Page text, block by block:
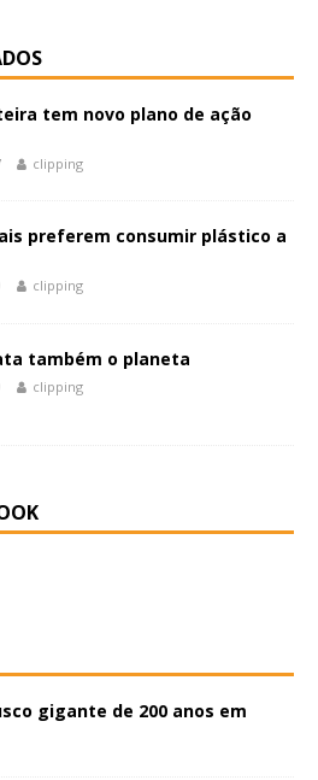
tem novo plano de ação
clipping
preferem consumir plástico a
clipping
também o planeta
clipping
gigante de 200 anos em